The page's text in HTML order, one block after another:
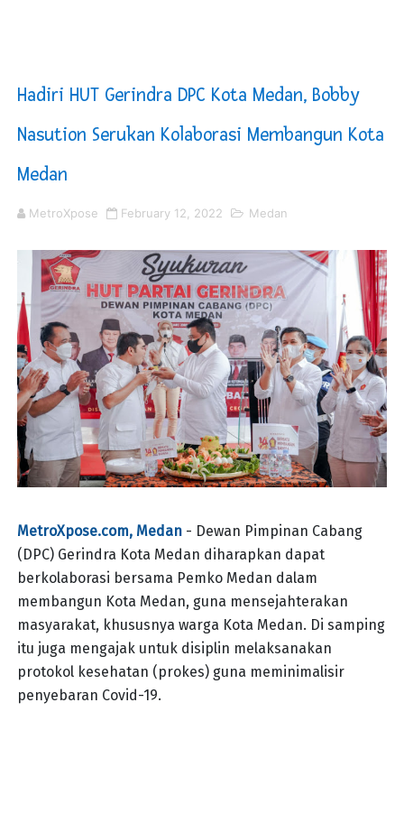
DPRD Madina Setujui Ranperda Pertanggungjawaban
Kurve Kecamatan Medan Tembung Antisipasi Banjir
Optimalkan Efisiensi Anggaran, Bupati Taput JTP
Hadiri HUT Gerindra DPC Kota Medan, Bobby
Nasution Serukan Kolaborasi Membangun Kota
Medan
MetroXpose February 12, 2022 Medan
MetroXpose.com, Medan- Dewan Pimpinan Cabang
(DPC) Gerindra Kota Medan diharapkan dapat
berkolaborasi bersama Pemko Medan dalam
membangun Kota Medan, guna mensejahterakan
masyarakat, khususnya warga Kota Medan. Di samping
itu juga mengajak untuk disiplin melaksanakan
protokol kesehatan (prokes) guna meminimalisir
penyebaran Covid-19.